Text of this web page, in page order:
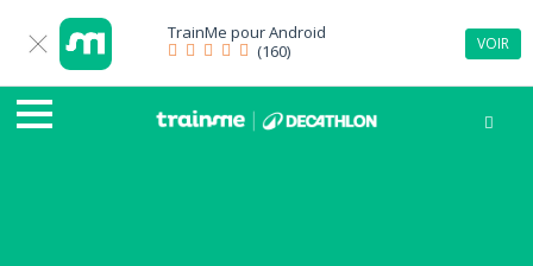
TrainMe pourAndroid
(160)
VOIR